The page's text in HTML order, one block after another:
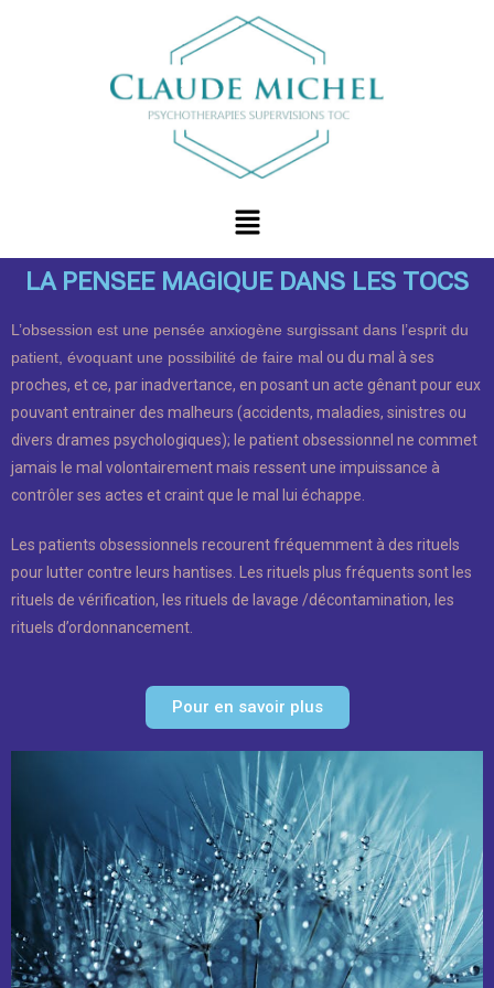
LA PENSEE MAGIQUE DANS LES TOCS
L’obsession est une pensée anxiogène surgissant dans l’esprit du
patient, évoquant une possibilité de faire ma l ou du mal à ses
proches, et ce, par inadvertance, en posant un acte gênant pour eux
pouvant entrainer des malheurs (accidents, maladies, sinistres ou
divers drames psychologiques); le patient obsessionnel ne commet
jamais le mal volontairement mais ressent une impuissance à
contrôler ses actes et craint que le mal lui échappe.
Les patients obsessionnels recourent fréquemment à des rituels
pour lutter contre leurs hantises. Les rituels plus fréquents sont les
rituels de vérification, les rituels de lavage /décontamination, les
rituels d’ordonnancement.
Pour en savoir plus